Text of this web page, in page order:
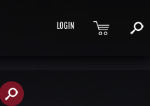
LOGIN